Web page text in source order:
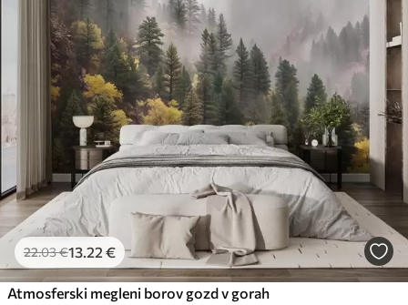
22.03€13 .22 €
Atmosferski megleni borov gozd v gorah